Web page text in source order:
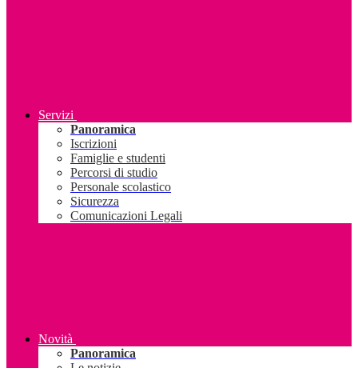
Servizi
Panoramica
Iscrizioni
Famiglie e studenti
Percorsi di studio
Personale scolastico
Sicurezza
Comunicazioni Legali
Novità
Panoramica